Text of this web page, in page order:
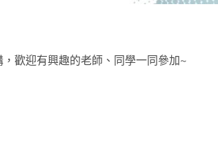
歡迎有興趣的老師、同學一同參加~